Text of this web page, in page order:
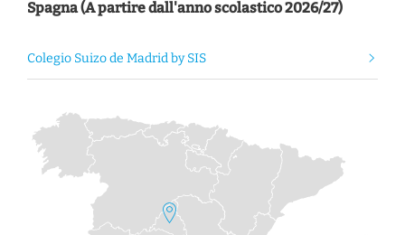
Spagna (A partire dall'anno scolastico 2026/27)
Colegio Suizo de Madrid by SIS